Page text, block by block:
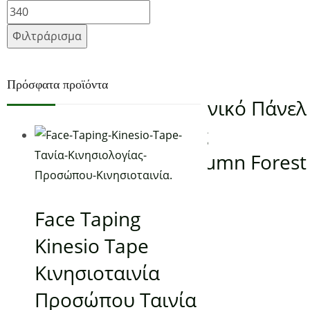
Φιλτράρισμα
Πρόσφατα προϊόντα
Face Taping
Kinesio Tape
Κινησιοταινία
Προσώπου Ταινία
Βαθμολογήθηκε με5.00από 5
(4)
Προσθήκη στο καλάθι
Προεκτυπωμένο Γερμανικό Πάνελ
Υπέρυθρης Θέρμανσης
KONIGHAUS 600W Autumn Forest